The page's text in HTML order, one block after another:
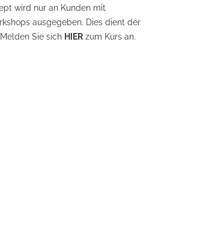
wird nur an Kunden mit
ausgegeben. Dies dient der
Sie sich HIERzum Kurs an.